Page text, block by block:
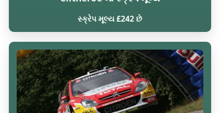
સ્ક્રેપ મૂલ્ય £242 છે